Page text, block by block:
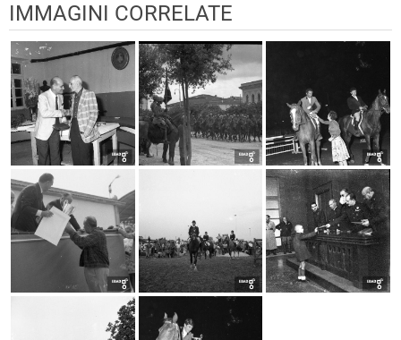
IMMAGINI CORRELATE